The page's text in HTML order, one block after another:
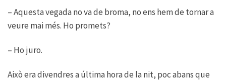
– Aquesta vegada no va de broma, no ens hem de tornar a
veure mai més. Ho promets?
– Ho juro.
Això era divendres a última hora de la nit, poc abans que